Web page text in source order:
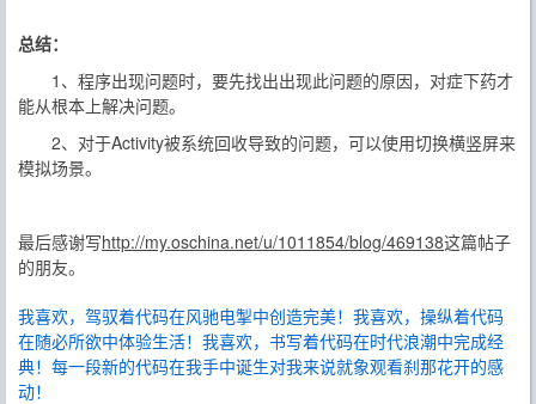
总结：
1、程序出现问题时，要先找出出现此问题的原因，对症下药才
能从根本上解决问题。
2、对于Activity被系统回收导致的问题，可以使用切换横竖屏来
模拟场景。
最后感谢写http://my.oschina.net/u/1011854/blog/469138这篇帖子
的朋友。
我喜欢，驾驭着代码在风驰电掣中创造完美！我喜欢，操纵着代码
在随必所欲中体验生活！我喜欢，书写着代码在时代浪潮中完成经
典！每一段新的代码在我手中诞生对我来说就象观看刹那花开的感
动！